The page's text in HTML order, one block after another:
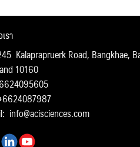
รา
Kalaprapruerk Road, Bangkhae,
10160
info@acisciences.com